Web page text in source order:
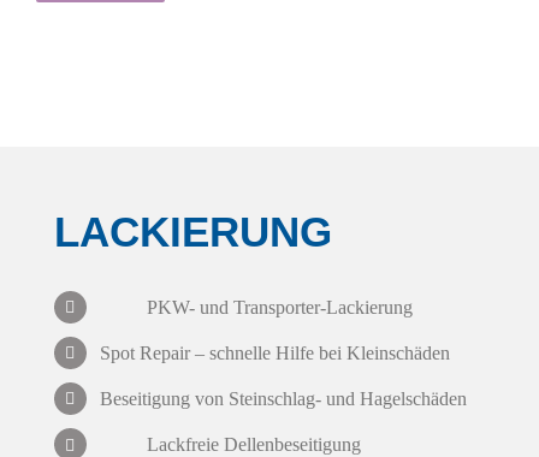
LACKIERUNG
PKW- und Transporter-Lackierung
Spot Repair – schnelle Hilfe bei Kleinschäden
Beseitigung von Steinschlag- und Hagelschäden
Lackfreie Dellenbeseitigung